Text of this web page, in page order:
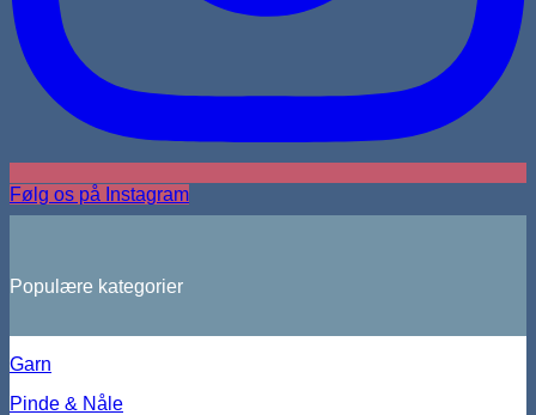
Følg os på Instagram
Populære kategorier
Garn
Pinde & Nåle